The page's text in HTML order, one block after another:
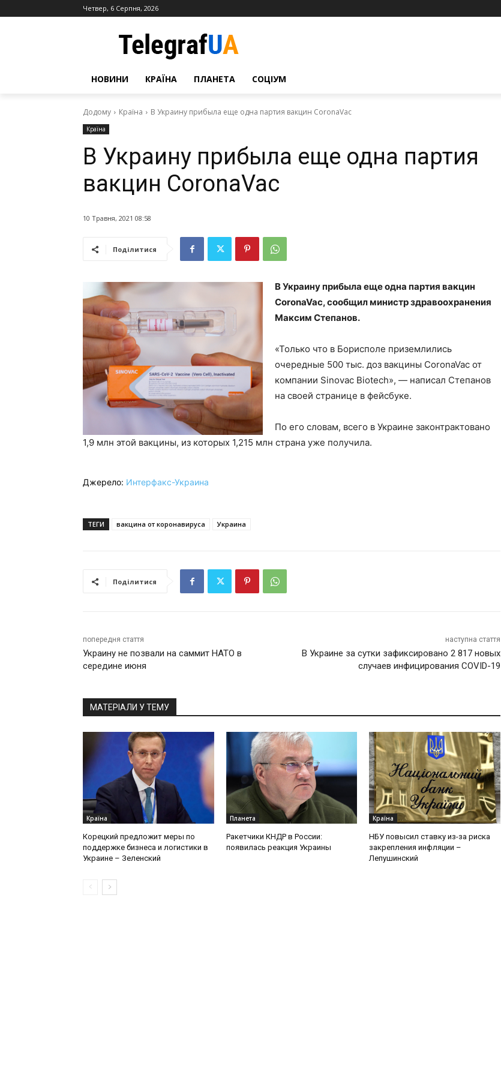
Четвер, 6 Серпня, 2026
НОВИНИ КРАЇНА ПЛАНЕТА СОЦІУМ
Додому Країна В Украину прибыла еще одна партия вакцин CoronaVac
Країна
В Украину прибыла еще одна партия
вакцин CoronaVac
10 Травня, 2021 08:58
Поділитися
В Украину прибыла еще одна партия вакцин
CoronaVac, сообщил министр здравоохранения
Максим Степанов.
«Только что в Борисполе приземлились
очередные 500 тыс. доз вакцины CoronaVac от
компании Sinovac Biotech», — написал Степанов
на своей странице в фейсбуке.
По его словам, всего в Украине законтрактовано
1,9 млн этой вакцины, из которых 1,215 млн страна уже получила.
Джерело: Интерфакс-Украина
ТЕГИ вакцина от коронавируса Украина
Поділитися
попередня стаття
Украину не позвали на саммит НАТО в
середине июня
наступна стаття
В Украине за сутки зафиксировано 2 817 новых
случаев инфицирования COVID-19
МАТЕРІАЛИ У ТЕМУ
Країна
Корецкий предложит меры по
поддержке бизнеса и логистики в
Украине – Зеленский
Планета
Ракетчики КНДР в России:
появилась реакция Украины
Країна
НБУ повысил ставку из-за риска
закрепления инфляции –
Лепушинский